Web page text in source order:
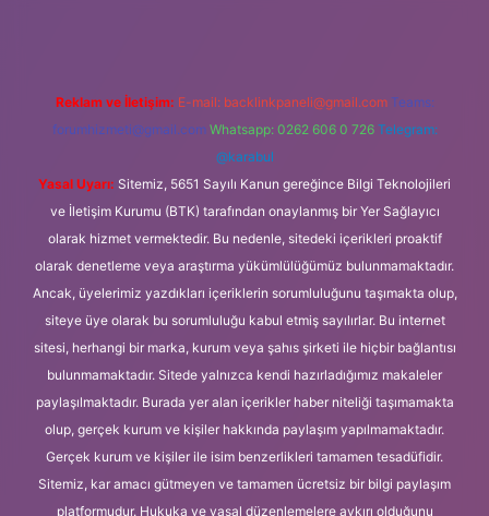
Reklam ve İletişim: E-mail: backlinkpaneli@gmail.com Teams:
forumhizmeti@gmail.com Whatsapp: 0262 606 0 726 Telegram:
@karabul
Yasal Uyarı: Sitemiz, 5651 Sayılı Kanun gereğince Bilgi Teknolojileri
ve İletişim Kurumu (BTK) tarafından onaylanmış bir Yer Sağlayıcı
olarak hizmet vermektedir. Bu nedenle, sitedeki içerikleri proaktif
olarak denetleme veya araştırma yükümlülüğümüz bulunmamaktadır.
Ancak, üyelerimiz yazdıkları içeriklerin sorumluluğunu taşımakta olup,
siteye üye olarak bu sorumluluğu kabul etmiş sayılırlar. Bu internet
sitesi, herhangi bir marka, kurum veya şahıs şirketi ile hiçbir bağlantısı
bulunmamaktadır. Sitede yalnızca kendi hazırladığımız makaleler
paylaşılmaktadır. Burada yer alan içerikler haber niteliği taşımamakta
olup, gerçek kurum ve kişiler hakkında paylaşım yapılmamaktadır.
Gerçek kurum ve kişiler ile isim benzerlikleri tamamen tesadüfidir.
Sitemiz, kar amacı gütmeyen ve tamamen ücretsiz bir bilgi paylaşım
platformudur. Hukuka ve yasal düzenlemelere aykırı olduğunu